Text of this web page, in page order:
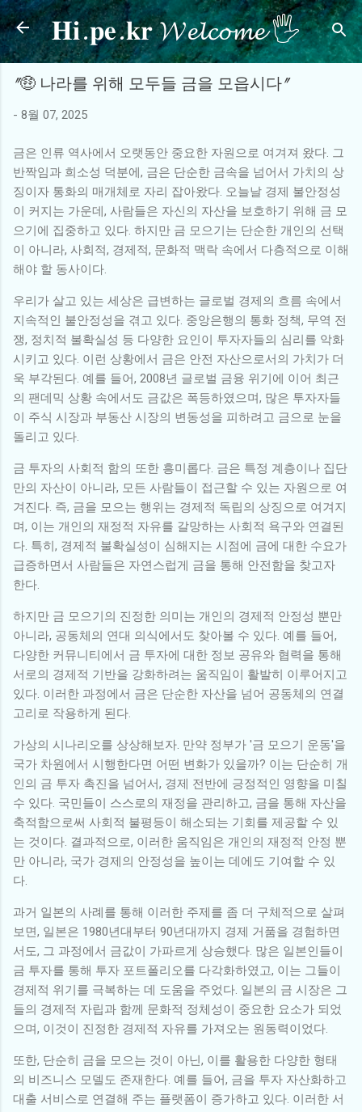
기본 콘텐츠로 건너뛰기
𝐇𝐢.𝐩𝐞.𝐤𝐫 𝓦𝓮𝓵𝓬𝓸𝓶𝓮 🖐
"🤑 나라를 위해 모두들 금을 모읍시다"
- 8월 07, 2025
금은 인류 역사에서 오랫동안 중요한 자원으로 여겨져 왔다. 그
반짝임과 희소성 덕분에, 금은 단순한 금속을 넘어서 가치의 상
징이자 통화의 매개체로 자리 잡아왔다. 오늘날 경제 불안정성
이 커지는 가운데, 사람들은 자신의 자산을 보호하기 위해 금 모
으기에 집중하고 있다. 하지만 금 모으기는 단순한 개인의 선택
이 아니라, 사회적, 경제적, 문화적 맥락 속에서 다층적으로 이해
해야 할 동사이다.
우리가 살고 있는 세상은 급변하는 글로벌 경제의 흐름 속에서
지속적인 불안정성을 겪고 있다. 중앙은행의 통화 정책, 무역 전
쟁, 정치적 불확실성 등 다양한 요인이 투자자들의 심리를 악화
시키고 있다. 이런 상황에서 금은 안전 자산으로서의 가치가 더
욱 부각된다. 예를 들어, 2008년 글로벌 금융 위기에 이어 최근
의 팬데믹 상황 속에서도 금값은 폭등하였으며, 많은 투자자들
이 주식 시장과 부동산 시장의 변동성을 피하려고 금으로 눈을
돌리고 있다.
금 투자의 사회적 함의 또한 흥미롭다. 금은 특정 계층이나 집단
만의 자산이 아니라, 모든 사람들이 접근할 수 있는 자원으로 여
겨진다. 즉, 금을 모으는 행위는 경제적 독립의 상징으로 여겨지
며, 이는 개인의 재정적 자유를 갈망하는 사회적 욕구와 연결된
다. 특히, 경제적 불확실성이 심해지는 시점에 금에 대한 수요가
급증하면서 사람들은 자연스럽게 금을 통해 안전함을 찾고자
한다.
하지만 금 모으기의 진정한 의미는 개인의 경제적 안정성 뿐만
아니라, 공동체의 연대 의식에서도 찾아볼 수 있다. 예를 들어,
다양한 커뮤니티에서 금 투자에 대한 정보 공유와 협력을 통해
서로의 경제적 기반을 강화하려는 움직임이 활발히 이루어지고
있다. 이러한 과정에서 금은 단순한 자산을 넘어 공동체의 연결
고리로 작용하게 된다.
가상의 시나리오를 상상해보자. 만약 정부가 '금 모으기 운동'을
국가 차원에서 시행한다면 어떤 변화가 있을까? 이는 단순히 개
인의 금 투자 촉진을 넘어서, 경제 전반에 긍정적인 영향을 미칠
수 있다. 국민들이 스스로의 재정을 관리하고, 금을 통해 자산을
축적함으로써 사회적 불평등이 해소되는 기회를 제공할 수 있
는 것이다. 결과적으로, 이러한 움직임은 개인의 재정적 안정 뿐
만 아니라, 국가 경제의 안정성을 높이는 데에도 기여할 수 있
다.
과거 일본의 사례를 통해 이러한 주제를 좀 더 구체적으로 살펴
보면, 일본은 1980년대부터 90년대까지 경제 거품을 경험하면
서도, 그 과정에서 금값이 가파르게 상승했다. 많은 일본인들이
금 투자를 통해 투자 포트폴리오를 다각화하였고, 이는 그들이
경제적 위기를 극복하는 데 도움을 주었다. 일본의 금 시장은 그
들의 경제적 자립과 함께 문화적 정체성이 중요한 요소가 되었
으며, 이것이 진정한 경제적 자유를 가져오는 원동력이었다.
또한, 단순히 금을 모으는 것이 아닌, 이를 활용한 다양한 형태
의 비즈니스 모델도 존재한다. 예를 들어, 금을 투자 자산화하고
대출 서비스로 연결해 주는 플랫폼이 증가하고 있다. 이러한 서